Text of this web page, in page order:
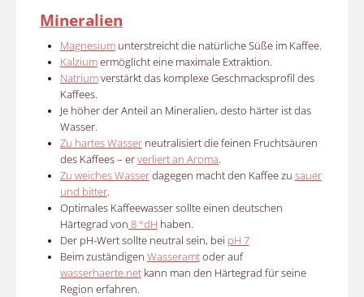
Mineralien
Magnesiumunterstreicht die natürliche Süße im Kaffee.
Kalziumermöglicht eine maximale Extraktion.
Natriumverstärkt das komplexe Geschmacksprofil des
Kaffees.
Je höher der Anteil an Mineralien, desto härter ist das
Wasser.
Zu hartes Wasserneutralisiert die feinen Fruchtsäuren
des Kaffees – erverliert an Aroma.
Zu weiches Wasserdagegen macht den Kaffee zu sauer
und bitter.
Optimales Kaffeewasser sollte einen deutschen
Härtegrad von 8 °dH haben.
Der pH-Wert sollte neutral sein, bei pH 7
Beim zuständigen Wasseramtoder auf
wasserhaerte.netkann man den Härtegrad für seine
Region erfahren.